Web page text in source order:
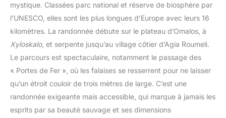
mystique. Classées parc national et réserve de biosphère par
l’UNESCO, elles sont les plus longues d’Europe avec leurs 16
kilomètres. La randonnée débute sur le plateau d’Omalos, à
Xyloskalo, et serpente jusqu’au village côtier d’Agia Roumeli.
Le parcours est spectaculaire, notamment le passage des
« Portes de Fer », où les falaises se resserrent pour ne laisser
qu’un étroit couloir de trois mètres de large. C’est une
randonnée exigeante mais accessible, qui marque à jamais les
esprits par sa beauté sauvage et ses dimensions